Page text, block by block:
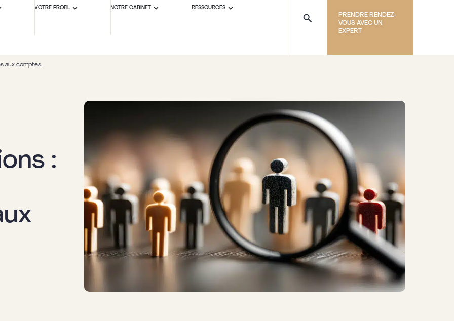
VOTRE PROFIL NOTRE CABINET RESSOURCES
PRENDRE RENDEZ-
VOUS AVEC UN
EXPERT
aux comptes.
: